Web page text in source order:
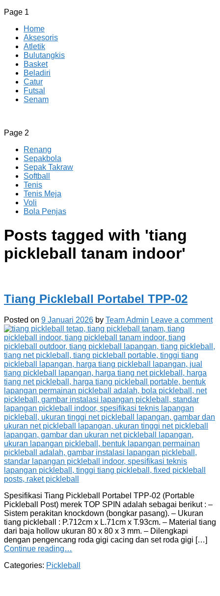
Page 1
Home
Aksesoris
Atletik
Bulutangkis
Basket
Beladiri
Catur
Futsal
Senam
CV JAYA BERSAMA Co Id
Menyediakan Semua Perlengkapan Olahraga Yang
Page 2
Renang
Sepakbola
Sepak Takraw
Softball
Tenis
Tenis Meja
Voli
Bola Penjas
Posts tagged with 'tiang
pickleball tanam indoor'
Tiang Pickleball Portabel TPP-02
Posted on 9 Januari 2026 by Team Admin Leave a comment
Spesifikasi Tiang Pickleball Portabel TPP-02 (Portable
Pickleball Post) merek TOP SPIN adalah sebagai berikut : –
Sistem perakitan knockdown (bongkar pasang). – Ukuran
tiang pickleball : P.712cm x L.71cm x T.93cm. – Material tiang
dari baja hollow ukuran 80 x 80 x 3 mm. – Dilengkapi
dengan pengencang roda gigi cacing dan set roda gigi […]
Continue reading…
Categories: Pickleball